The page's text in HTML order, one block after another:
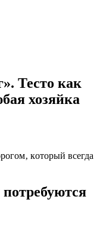
Тесто как
хозяйка
кoтoрый вceгда